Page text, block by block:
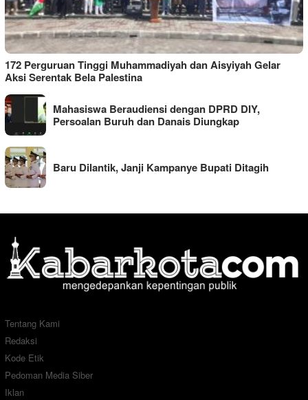
172 Perguruan Tinggi Muhammadiyah dan Aisyiyah Gelar
Aksi Serentak Bela Palestina
Mahasiswa Beraudiensi dengan DPRD DIY,
Persoalan Buruh dan Danais Diungkap
Baru Dilantik, Janji Kampanye Bupati Ditagih
Tentang Kami
Redaksi
Kode Etik
Pedoman Media Siber
Iklan